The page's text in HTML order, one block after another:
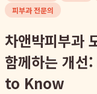
피부과 전문의
차앤박피부과
함께하는 개
to Know